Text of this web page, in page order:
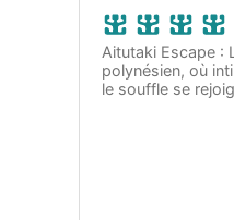
Aitutaki Escape :
polynésien, où
le souffle se